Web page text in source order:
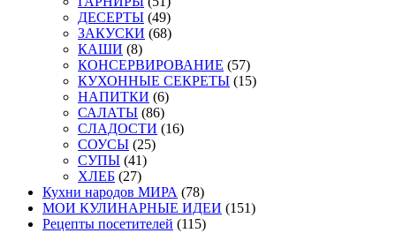
ДЕСЕРТЫ (49)
ЗАКУСКИ (68)
КАШИ (8)
КОНСЕРВИРОВАНИЕ (57)
КУХОННЫЕ СЕКРЕТЫ (15)
НАПИТКИ (6)
САЛАТЫ (86)
СЛАДОСТИ (16)
СОУСЫ (25)
СУПЫ (41)
ХЛЕБ (27)
Кухни народов МИРА (78)
МОИ КУЛИНАРНЫЕ ИДЕИ (151)
Рецепты посетителей (115)